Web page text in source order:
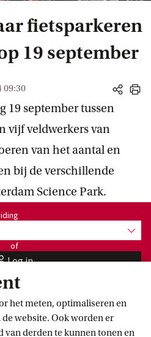
het meten, optimaliseren en
website. Ook worden er
van derden te kunnen tonen en
fietsparkeren
19 september
09:30
share
print
19 september tussen
vijf veldwerkers van
van het aantal en
bij de verschillende
Science Park.
toon
of
Log in
enquête uitzetten op de
welk doel bezoekers de campus
ze komen (d.m.v. 4